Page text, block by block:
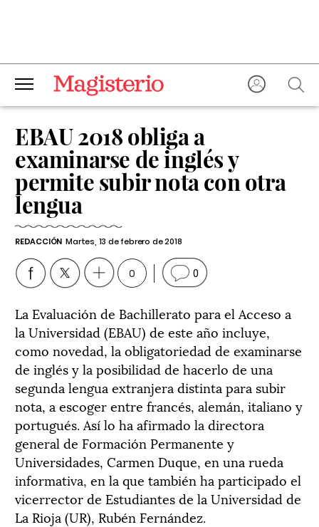
EBAU 2018 obliga a
examinarse de inglés y
permite subir nota con otra
lengua
REDACCIÓN Martes, 13 de febrero de 2018
0 0
La Evaluación de Bachillerato para el Acceso a
la Universidad (EBAU) de este año incluye,
como novedad, la obligatoriedad de examinarse
de inglés y la posibilidad de hacerlo de una
segunda lengua extranjera distinta para subir
nota, a escoger entre francés, alemán, italiano y
portugués. Así lo ha afirmado la directora
general de Formación Permanente y
Universidades, Carmen Duque, en una rueda
informativa, en la que también ha participado el
vicerrector de Estudiantes de la Universidad de
La Rioja (UR), Rubén Fernández.